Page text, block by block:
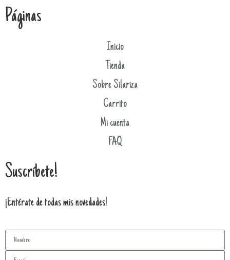
Páginas
Inicio
Tienda
Sobre Silariza
Carrito
Mi cuenta
FAQ
Suscríbete!
¡Entérate de todas mis novedades!